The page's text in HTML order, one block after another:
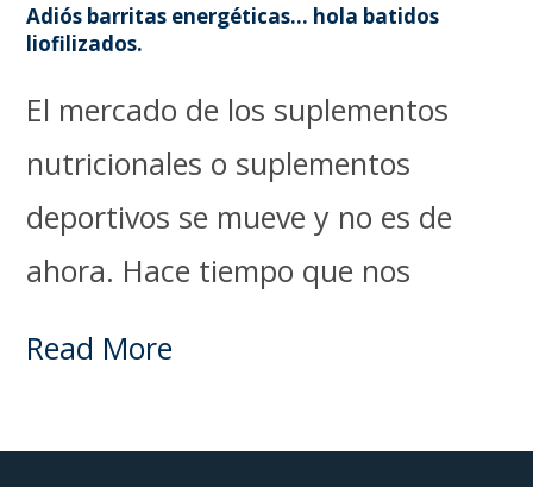
Adiós barritas energéticas… hola batidos
liofilizados.
El mercado de los suplementos
nutricionales o suplementos
deportivos se mueve y no es de
ahora. Hace tiempo que nos
Read More